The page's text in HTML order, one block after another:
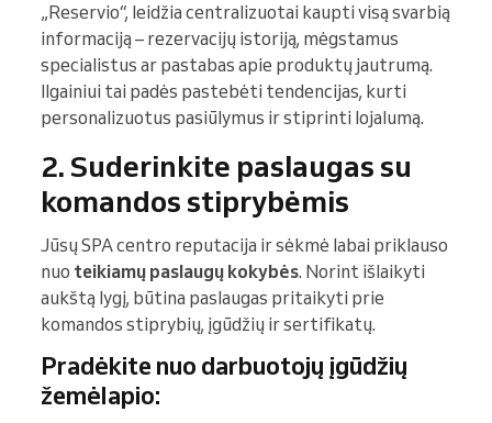
„Reservio“, leidžia centralizuotai kaupti visą svarbią
informaciją – rezervacijų istoriją, mėgstamus
specialistus ar pastabas apie produktų jautrumą.
Ilgainiui tai padės pastebėti tendencijas, kurti
personalizuotus pasiūlymus ir stiprinti lojalumą.
2. Suderinkite paslaugas su
komandos stiprybėmis
Jūsų SPA centro reputacija ir sėkmė labai priklauso
nuo teikiamų paslaugų kokybės. Norint išlaikyti
aukštą lygį, būtina paslaugas pritaikyti prie
komandos stiprybių, įgūdžių ir sertifikatų.
Pradėkite nuo darbuotojų įgūdžių
žemėlapio: